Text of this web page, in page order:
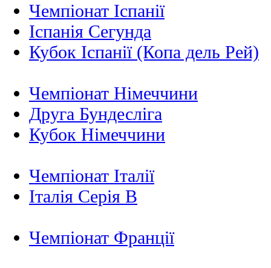
Чемпіонат Іспанії
Іспанія Сегунда
Кубок Іспанії (Копа дель Рей)
Чемпіонат Німеччини
Друга Бундесліга
Кубок Німеччини
Чемпіонат Італії
Італія Серія B
Чемпіонат Франції